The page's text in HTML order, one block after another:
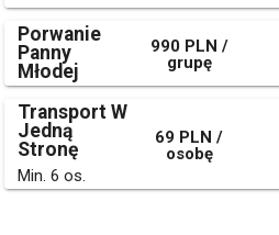
Porwanie
Panny
Młodej
990 PLN /
grupę
Transport W
Jedną
Stronę
Min. 6 os.
69 PLN /
osobę